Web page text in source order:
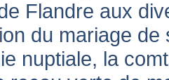
Flandre aux
du mariage de
nuptiale, la